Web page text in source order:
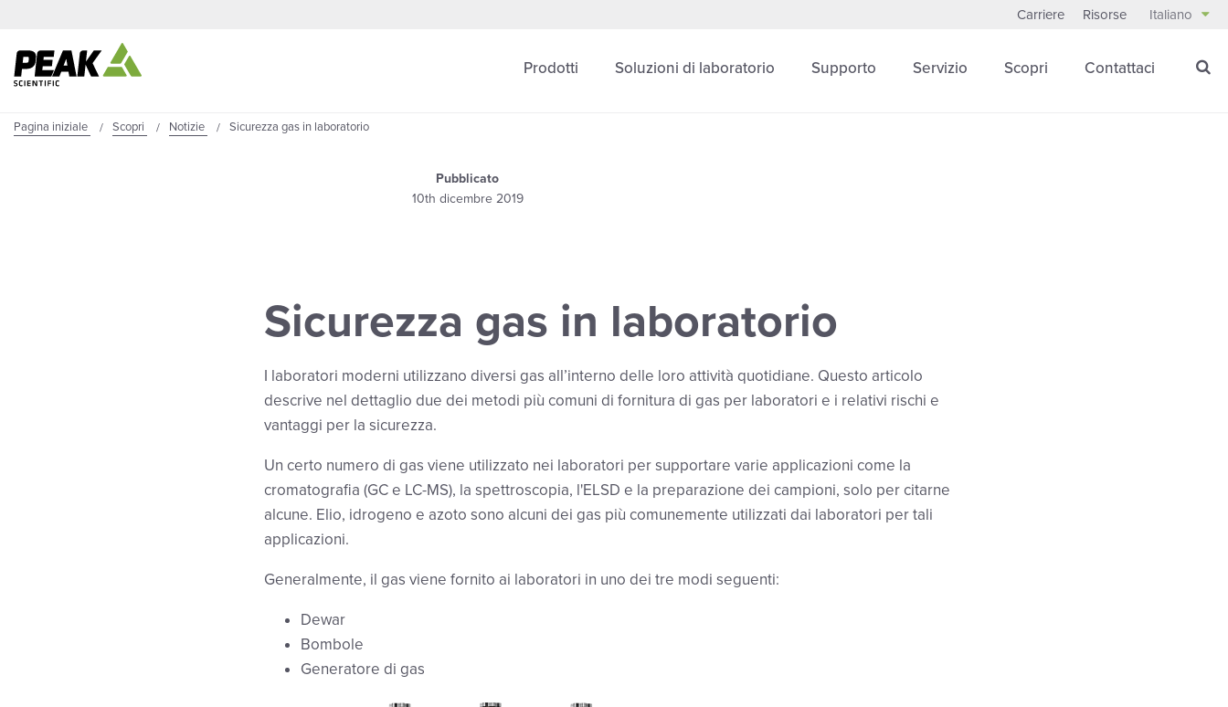
Carriere Risorse Italiano
Prodotti Soluzioni di laboratorio Supporto Servizio Scopri Contattaci
Pagina iniziale Scopri Notizie Sicurezza gas in laboratorio
Pubblicato
10th dicembre 2019
Sicurezza gas in laboratorio
I laboratori moderni utilizzano diversi gas all’interno delle loro attività quotidiane. Questo articolo
descrive nel dettaglio due dei metodi più comuni di fornitura di gas per laboratori e i relativi rischi e
vantaggi per la sicurezza.
Un certo numero di gas viene utilizzato nei laboratori per supportare varie applicazioni come la
cromatografia (GC e LC-MS), la spettroscopia, l'ELSD e la preparazione dei campioni, solo per citarne
alcune. Elio, idrogeno e azoto sono alcuni dei gas più comunemente utilizzati dai laboratori per tali
applicazioni.
Generalmente, il gas viene fornito ai laboratori in uno dei tre modi seguenti:
Dewar
Bombole
Generatore di gas